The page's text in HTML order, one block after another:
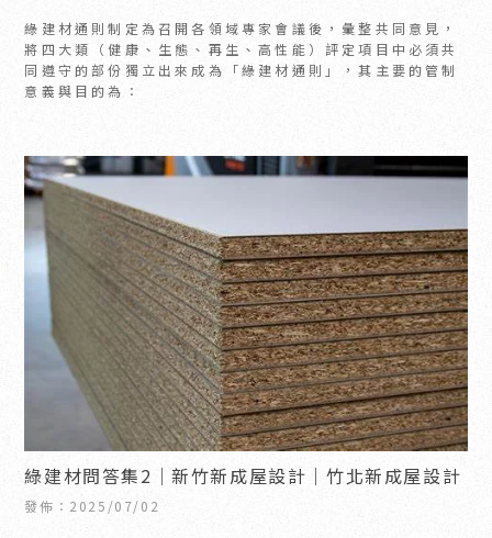
綠建材通則制定為召開各領域專家會議後，彙整共同意見，
將四大類（健康、生態、再生、高性能）評定項目中必須共
同遵守的部份獨立出來成為「綠建材通則」，其主要的管制
意義與目的為：
綠建材問答集2｜新竹新成屋設計｜竹北新成屋設計
發佈：2025/07/02